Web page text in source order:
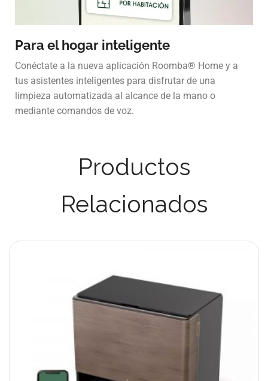
Para el hogar inteligente
Conéctate a la nueva aplicación Roomba® Home y a
tus asistentes inteligentes para disfrutar de una
limpieza automatizada al alcance de la mano o
mediante comandos de voz.
Productos
Relacionados